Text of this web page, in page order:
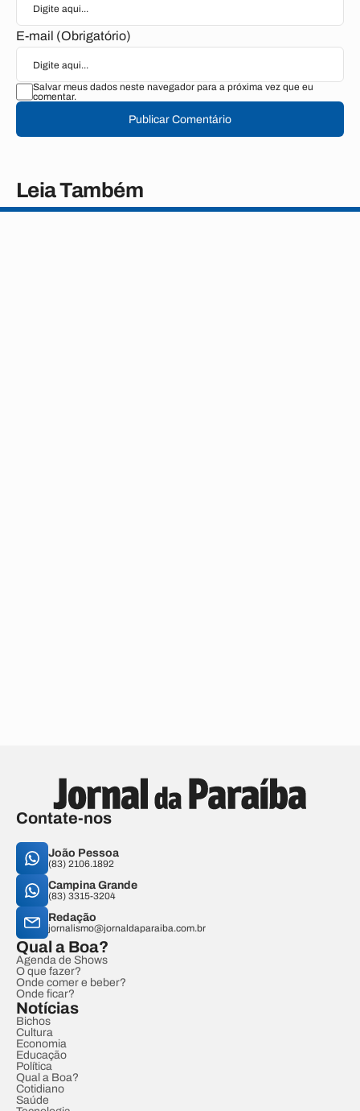
E-mail (Obrigatório)
Salvar meus dados neste navegador para a próxima vez que eu
comentar.
Publicar Comentário
Leia Também
Contate-nos
João Pessoa
(83) 2106.1892
Campina Grande
(83) 3315-3204
Redação
jornalismo@jornaldaparaiba.com.br
Qual a Boa?
Agenda de Shows
O que fazer?
Onde comer e beber?
Onde ficar?
Notícias
Bichos
Cultura
Economia
Educação
Política
Qual a Boa?
Cotidiano
Saúde